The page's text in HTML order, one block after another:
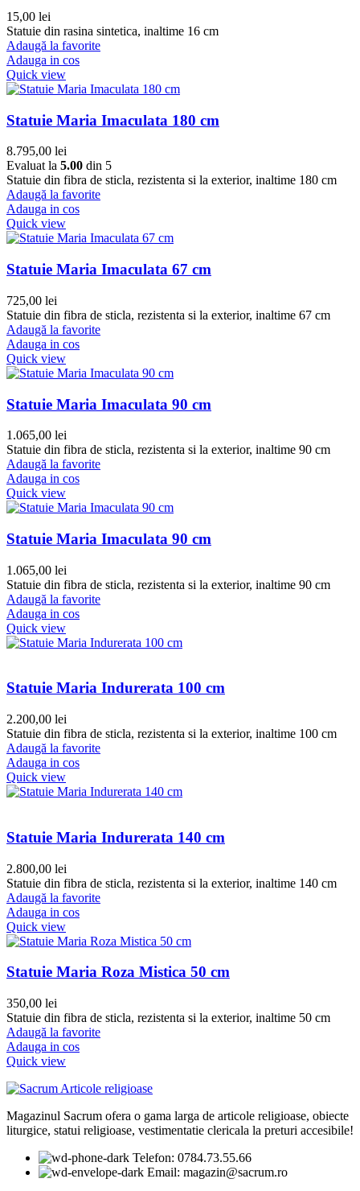
15,00 lei
Statuie din rasina sintetica, inaltime 16 cm
Adaugă la favorite
Adauga in cos
Quick view
Statuie Maria Imaculata 180 cm
8.795,00 lei
Evaluat la 5.00 din 5
Statuie din fibra de sticla, rezistenta si la exterior, inaltime 180 cm
Adaugă la favorite
Adauga in cos
Quick view
Statuie Maria Imaculata 67 cm
725,00 lei
Statuie din fibra de sticla, rezistenta si la exterior, inaltime 67 cm
Adaugă la favorite
Adauga in cos
Quick view
Statuie Maria Imaculata 90 cm
1.065,00 lei
Statuie din fibra de sticla, rezistenta si la exterior, inaltime 90 cm
Adaugă la favorite
Adauga in cos
Quick view
Statuie Maria Imaculata 90 cm
1.065,00 lei
Statuie din fibra de sticla, rezistenta si la exterior, inaltime 90 cm
Adaugă la favorite
Adauga in cos
Quick view
Statuie Maria Indurerata 100 cm
2.200,00 lei
Statuie din fibra de sticla, rezistenta si la exterior, inaltime 100 cm
Adaugă la favorite
Adauga in cos
Quick view
Statuie Maria Indurerata 140 cm
2.800,00 lei
Statuie din fibra de sticla, rezistenta si la exterior, inaltime 140 cm
Adaugă la favorite
Adauga in cos
Quick view
Statuie Maria Roza Mistica 50 cm
350,00 lei
Statuie din fibra de sticla, rezistenta si la exterior, inaltime 50 cm
Adaugă la favorite
Adauga in cos
Quick view
Magazinul Sacrum ofera o gama larga de articole religioase, obiecte
liturgice, statui religioase, vestimentatie clericala la preturi accesibile!
Telefon: 0784.73.55.66
Email: magazin@sacrum.ro